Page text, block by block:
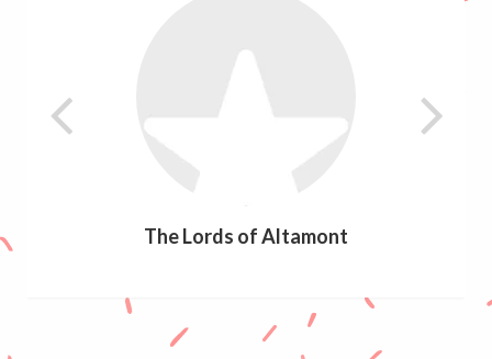
The Lords of Altamont